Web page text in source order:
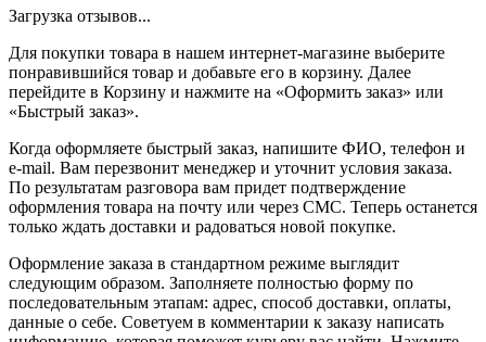
Загрузка отзывов...
Для покупки товара в нашем интернет-магазине выберите
понравившийся товар и добавьте его в корзину. Далее
перейдите в Корзину и нажмите на «Оформить заказ» или
«Быстрый заказ».
Когда оформляете быстрый заказ, напишите ФИО, телефон и
e-mail. Вам перезвонит менеджер и уточнит условия заказа.
По результатам разговора вам придет подтверждение
оформления товара на почту или через СМС. Теперь останется
только ждать доставки и радоваться новой покупке.
Оформление заказа в стандартном режиме выглядит
следующим образом. Заполняете полностью форму по
последовательным этапам: адрес, способ доставки, оплаты,
данные о себе. Советуем в комментарии к заказу написать